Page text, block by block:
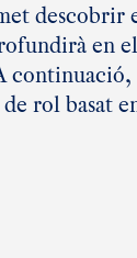
descobrir
en
rol basat